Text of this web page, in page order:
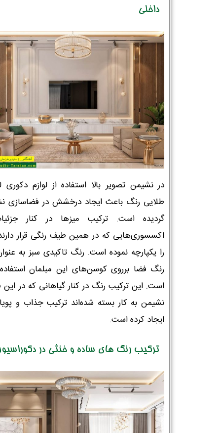
داخلی
در نشیمن تصویر بالا استفاده از لوازم
طلایی رنگ باعث ایجاد درخشش در فضاسازی
گردیده است. ترکیب میزها در کنار
اکسسوری‌هایی که در همین طیف رنگی قرار
را یکپارچه نموده است. رنگ تاکیدی سبز به
رنگ فضا برروی کوسن‌های این مبلمان
است. این ترکیب رنگ در کنار گیاهانی که در
نشیمن به کار بسته شده‌اند ترکیب جذاب و
ایجاد کرده است.
ترکیب رنگ های ساده و خنثی در